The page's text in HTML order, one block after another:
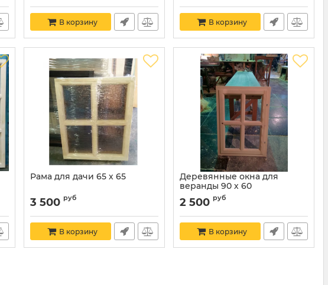
В корзину В корзину
Рама для дачи 65 х 65
3 500 руб
В корзину
Деревянные окна для
веранды 90 х 60
2 500 руб
В корзину